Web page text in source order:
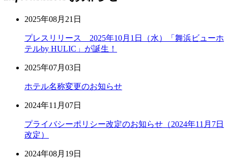
2025年08月21日
プレスリリース 2025年10月1日（水）「舞浜ビューホ
テルby HULIC」が誕生！
2025年07月03日
ホテル名称変更のお知らせ
2024年11月07日
プライバシーポリシー改定のお知らせ（2024年11月7日
改定）
2024年08月19日